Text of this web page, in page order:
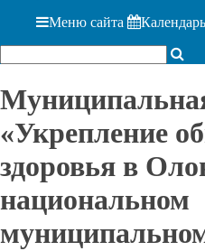
Меню сайта Календарь
«Укрепление
здоровья в
национальном